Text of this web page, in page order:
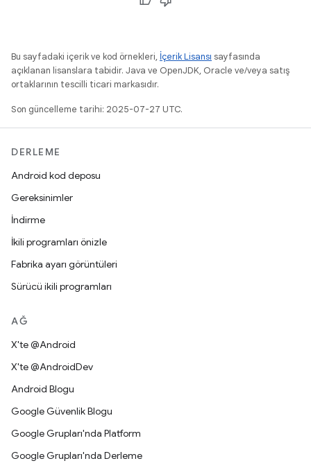
Bu sayfadaki içerik ve kod örnekleri, İçerik Lisansı sayfasında
açıklanan lisanslara tabidir. Java ve OpenJDK, Oracle ve/veya satış
ortaklarının tescilli ticari markasıdır.
Son güncelleme tarihi: 2025-07-27 UTC.
DERLEME
Android kod deposu
Gereksinimler
İndirme
İkili programları önizle
Fabrika ayarı görüntüleri
Sürücü ikili programları
AĞ
X'te @Android
X'te @AndroidDev
Android Blogu
Google Güvenlik Blogu
Google Grupları'nda Platform
Google Grupları'nda Derleme